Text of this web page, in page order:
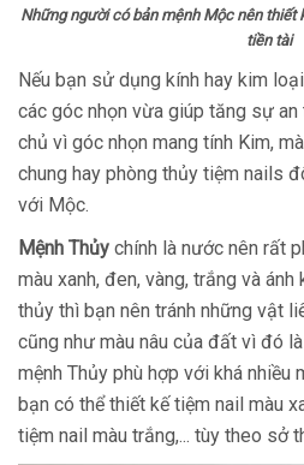
Những người có bản mệnh Mộc nên thiết
tiền tài
Nếu bạn sử dụng kính hay kim
các góc nhọn vừa giúp tăng sự
chủ vì góc nhọn mang tính Kim,
chung hay phòng thủy tiệm nails
với Mộc.
Mệnh Thủy chính là nước nên rất
màu xanh, đen, vàng, trắng và
thủy thì bạn nên tránh những vật
cũng như màu nâu của đất vì đó
mệnh Thủy phù hợp với khá nhiều
bạn có thể thiết kế tiệm nail màu
tiệm nail màu trắng,... tùy theo sở